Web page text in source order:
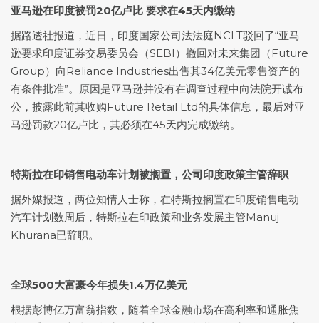
亚马逊在印度被罚20亿卢比 要求在45天内缴纳
据路透社报道，近日，印度国家公司法法庭NCLT驳回了“亚马
逊要求印度证券交易委员会（SEBI）撤回对未来集团（Future
Group）向Reliance Industries出售其34亿美元零售资产的
有条件批准”。原因是亚马逊并没有在调查过程中向法院开诚布
公，披露此前其收购Future Retail Ltd的具体信息，最后对亚
马逊罚款20亿卢比，其必须在45天内完成缴纳。
特斯拉在印销售电动车计划被搁置，公司印度政策主管辞职
据外媒报道，两位知情人士称，在特斯拉搁置在印度销售电动
汽车计划数周后，特斯拉在印政策和业务发展主管Manuj
Khurana已辞职。
全球500大富豪今年损失1.4万亿美元
根据彭博亿万富翁指数，随着全球金融市场在高利率和通胀焦